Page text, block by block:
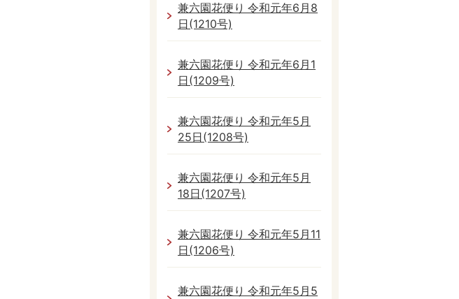
兼六園花便り 令和元年6月8
日(1210号)
兼六園花便り 令和元年6月1
日(1209号)
兼六園花便り 令和元年5月
25日(1208号)
兼六園花便り 令和元年5月
18日(1207号)
兼六園花便り 令和元年5月11
日(1206号)
兼六園花便り 令和元年5月5